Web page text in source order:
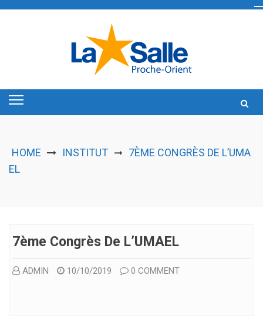
HOME INSTITUT ➞ 7ÈME CONGRÈS DE L’UMA
EL
7ème Congrès De L’UMAEL
ADMIN 10/10/2019 0 COMMENT